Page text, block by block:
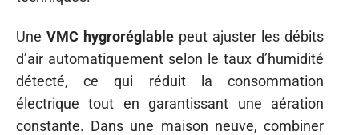
Une VMC hygroréglable peut ajuster les débits
d’air automatiquement selon le taux d’humidité
détecté, ce qui réduit la consommation
électrique tout en garantissant une aération
constante. Dans une maison neuve, combiner